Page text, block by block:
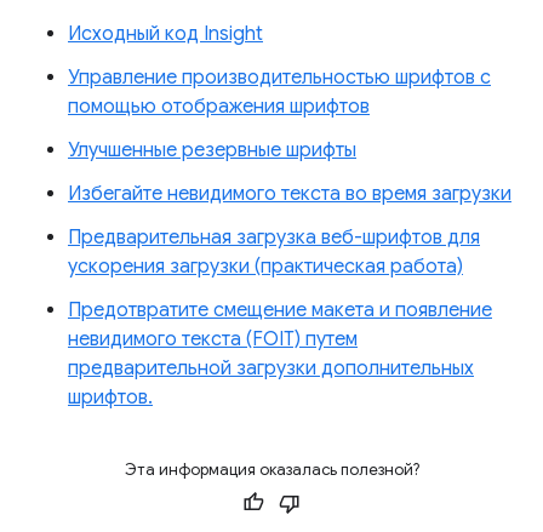
Исходный код Insight
Управление производительностью шрифтов с
помощью отображения шрифтов
Улучшенные резервные шрифты
Избегайте невидимого текста во время загрузки
Предварительная загрузка веб-шрифтов для
ускорения загрузки (практическая работа)
Предотвратите смещение макета и появление
невидимого текста (FOIT) путем
предварительной загрузки дополнительных
шрифтов.
Эта информация оказалась полезной?